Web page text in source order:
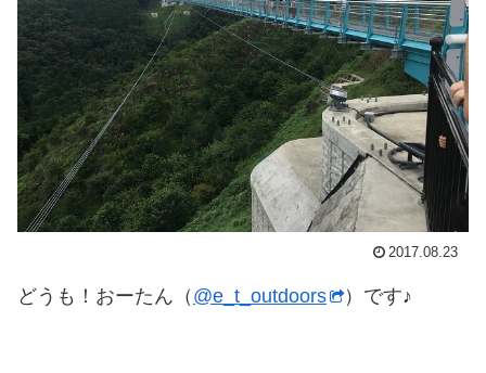
2017.08.23
どうも！おーたん（ @e_t_outdoors ）です♪